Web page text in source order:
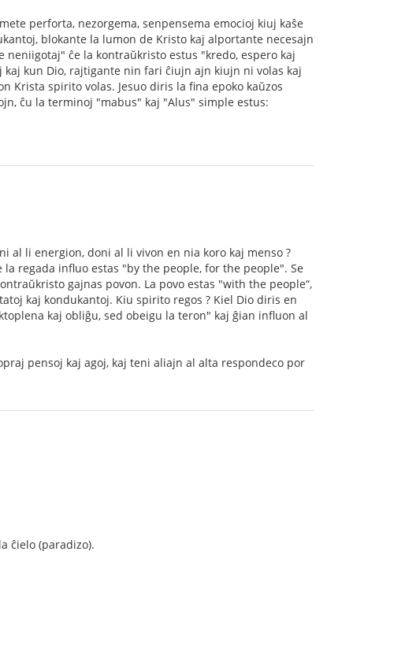
perforta, nezorgema, senpensema emocioj kiuj kaŝe
blokante la lumon de Kristo kaj alportante necesajn
ĉe la kontraŭkristo estus "kredo, espero kaj
kaj kun Dio, rajtigante nin fari ĉiujn ajn kiujn ni volas kaj
Krista spirito volas. Jesuo diris la fina epoko kaŭzos
ĉu la terminoj "mabus" kaj "Alus" simple estus:
al li energion, doni al li vivon en nia koro kaj menso ?
regada influo estas "by the people, for the people". Se
gajnas povon. La povo estas "with the people“,
kaj kondukantoj. Kiu spirito regos ? Kiel Dio diris en
kaj obliĝu, sed obeigu la teron" kaj ĝian influon al
pensoj kaj agoj, kaj teni aliajn al alta respondeco por
ĉielo (paradizo).